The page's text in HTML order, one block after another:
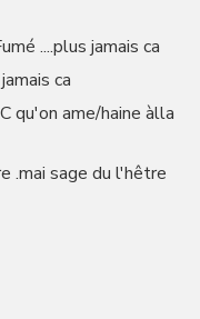
....plus jamais ca
ca
qu'on ame/haine àlla
.mai sage du l'hêtre